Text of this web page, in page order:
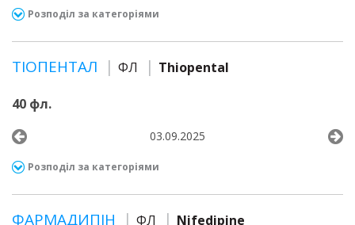
Розподіл за категоріями
ТІОПЕНТАЛ ФЛ Thiopental
40 фл.
03.09.2025
Розподіл за категоріями
ФАРМАДИПІН ФЛ Nifedipine